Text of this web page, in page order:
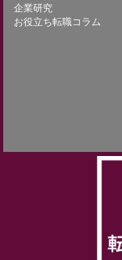
企業研究
お役立ち転職コラム